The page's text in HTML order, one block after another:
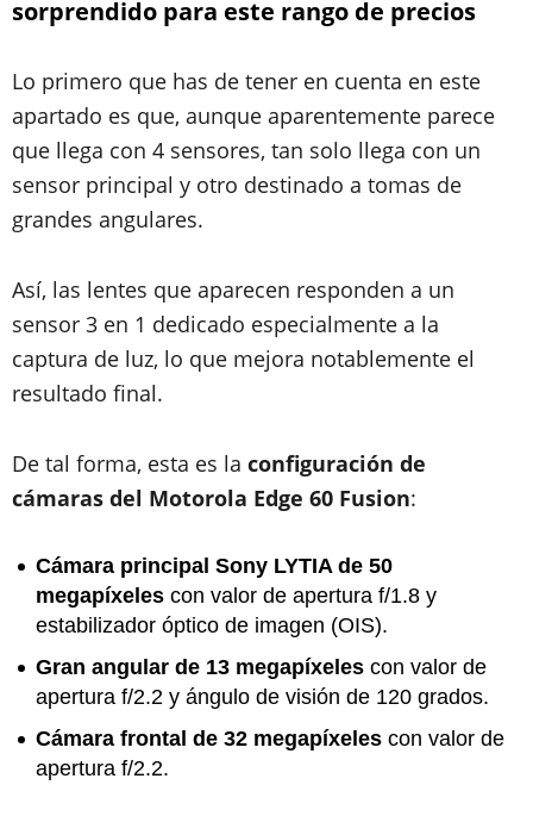
sorprendido para este rango de precios
Lo primero que has de tener en cuenta en este
apartado es que, aunque aparentemente parece
que llega con 4 sensores, tan solo llega con un
sensor principal y otro destinado a tomas de
grandes angulares.
Así, las lentes que aparecen responden a un
sensor 3 en 1 dedicado especialmente a la
captura de luz, lo que mejora notablemente el
resultado final.
De tal forma, esta es la configuración de
cámaras del Motorola Edge 60 Fusion:
Cámara principal Sony LYTIA de 50
megapíxeles con valor de apertura f/1.8 y
estabilizador óptico de imagen (OIS).
Gran angular de 13 megapíxeles con valor de
apertura f/2.2 y ángulo de visión de 120 grados.
Cámara frontal de 32 megapíxeles con valor de
apertura f/2.2.